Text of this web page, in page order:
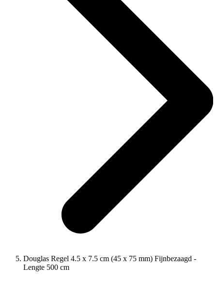
Douglas Regel 4.5 x 7.5 cm (45 x 75 mm) Fijnbezaagd -
Lengte 500 cm